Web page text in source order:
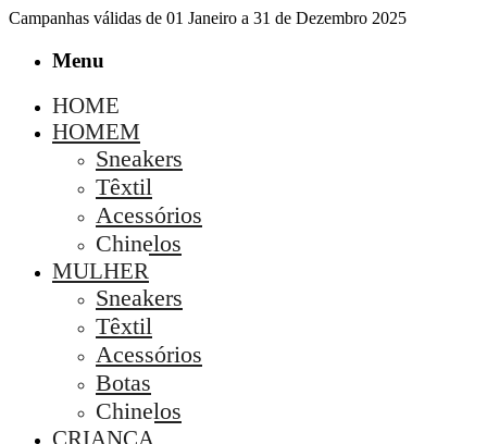
Campanhas válidas de 01 Janeiro a 31 de Dezembro 2025
Menu
HOME
HOMEM
Sneakers
Têxtil
Acessórios
Chinelos
MULHER
Sneakers
Têxtil
Acessórios
Botas
Chinelos
CRIANÇA